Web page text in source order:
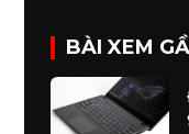
BÀI XEM